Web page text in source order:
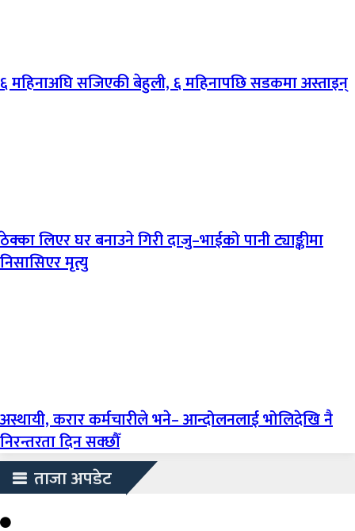
६ महिनाअघि सजिएकी बेहुली, ६ महिनापछि सडकमा अस्ताइन्
ठेक्का लिएर घर बनाउने गिरी दाजु–भाईको पानी ट्याङ्कीमा
निसासिएर मृत्यु
अस्थायी, करार कर्मचारीले भने– आन्दोलनलाई भोलिदेखि नै
निरन्तरता दिन सक्छौँ
ताजा अपडेट